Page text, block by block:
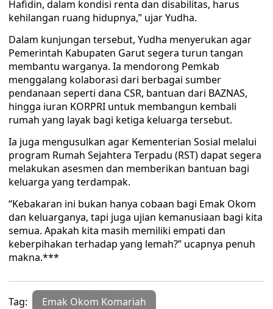
Hafidin, dalam kondisi renta dan disabilitas, harus
kehilangan ruang hidupnya,” ujar Yudha.
Dalam kunjungan tersebut, Yudha menyerukan agar
Pemerintah Kabupaten Garut segera turun tangan
membantu warganya. Ia mendorong Pemkab
menggalang kolaborasi dari berbagai sumber
pendanaan seperti dana CSR, bantuan dari BAZNAS,
hingga iuran KORPRI untuk membangun kembali
rumah yang layak bagi ketiga keluarga tersebut.
Ia juga mengusulkan agar Kementerian Sosial melalui
program Rumah Sejahtera Terpadu (RST) dapat segera
melakukan asesmen dan memberikan bantuan bagi
keluarga yang terdampak.
“Kebakaran ini bukan hanya cobaan bagi Emak Okom
dan keluarganya, tapi juga ujian kemanusiaan bagi kita
semua. Apakah kita masih memiliki empati dan
keberpihakan terhadap yang lemah?” ucapnya penuh
makna.***
Tag: Emak Okom Komariah